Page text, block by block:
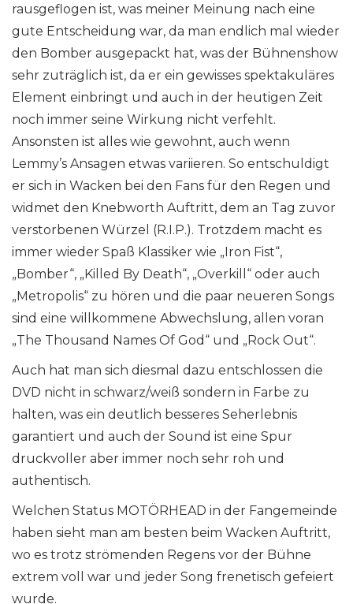
rausgeflogen ist, was meiner Meinung nach eine
gute Entscheidung war, da man endlich mal wieder
den Bomber ausgepackt hat, was der Bühnenshow
sehr zuträglich ist, da er ein gewisses spektakuläres
Element einbringt und auch in der heutigen Zeit
noch immer seine Wirkung nicht verfehlt.
Ansonsten ist alles wie gewohnt, auch wenn
Lemmy’s Ansagen etwas variieren. So entschuldigt
er sich in Wacken bei den Fans für den Regen und
widmet den Knebworth Auftritt, dem an Tag zuvor
verstorbenen Würzel (R.I.P.). Trotzdem macht es
immer wieder Spaß Klassiker wie „Iron Fist“,
„Bomber“, „Killed By Death“, „Overkill“ oder auch
„Metropolis“ zu hören und die paar neueren Songs
sind eine willkommene Abwechslung, allen voran
„The Thousand Names Of God“ und „Rock Out“.
Auch hat man sich diesmal dazu entschlossen die
DVD nicht in schwarz/weiß sondern in Farbe zu
halten, was ein deutlich besseres Seherlebnis
garantiert und auch der Sound ist eine Spur
druckvoller aber immer noch sehr roh und
authentisch.
Welchen Status MOTÖRHEAD in der Fangemeinde
haben sieht man am besten beim Wacken Auftritt,
wo es trotz strömenden Regens vor der Bühne
extrem voll war und jeder Song frenetisch gefeiert
wurde.